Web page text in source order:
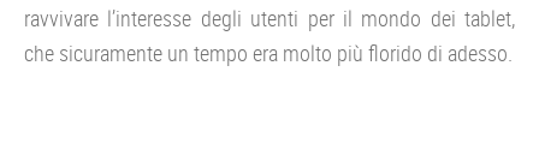
ravvivare l’interesse degli utenti per il mondo dei tablet,
che sicuramente un tempo era molto più florido di adesso.